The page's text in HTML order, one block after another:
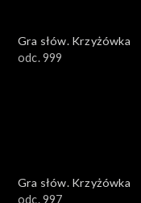
Gra słów. Krzyżówka
odc. 999
Gra słów. Krzyżówka
odc. 997